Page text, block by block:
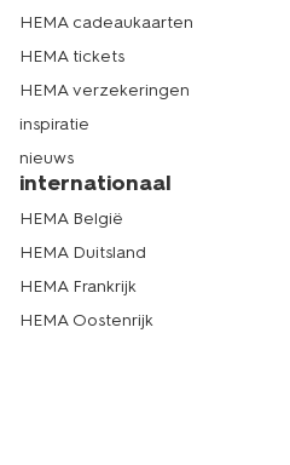
HEMA cadeaukaarten
HEMA tickets
HEMA verzekeringen
inspiratie
nieuws
internationaal
HEMA België
HEMA Duitsland
HEMA Frankrijk
HEMA Oostenrijk